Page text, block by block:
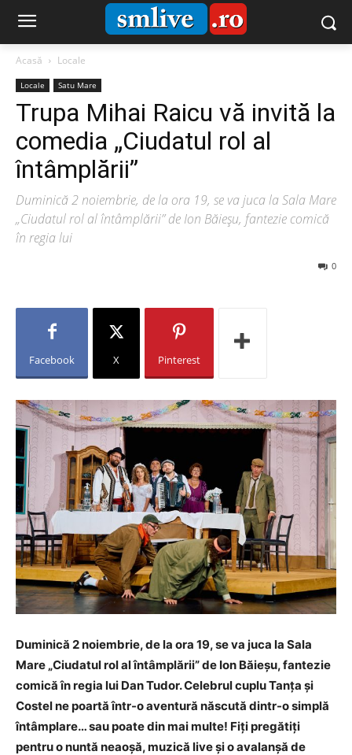
Acasă Locale
Locale Satu Mare
Trupa Mihai Raicu vă invită la
comedia „Ciudatul rol al
întâmplării”
Duminică 2 noiembrie, de la ora 19, se va juca la Sala Mare
„Ciudatul rol al întâmplării” de Ion Băieșu, fantezie comică
în regia lui
0
Facebook X Pinterest
Duminică 2 noiembrie, de la ora 19, se va juca la Sala
Mare „Ciudatul rol al întâmplării” de Ion Băieșu, fantezie
comică în regia lui Dan Tudor. Celebrul cuplu Tanța și
Costel ne poartă într-o aventură născută dintr-o simplă
întâmplare… sau poate din mai multe! Fiți pregătiți
pentru o nuntă neaoșă, muzică live și o avalanșă de